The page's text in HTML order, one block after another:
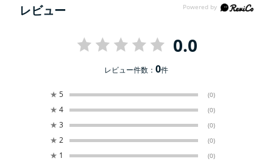
レビュー
0.0
レビュー件数：0件
★ 5 (0)
★ 4 (0)
★ 3 (0)
★ 2 (0)
★ 1 (0)